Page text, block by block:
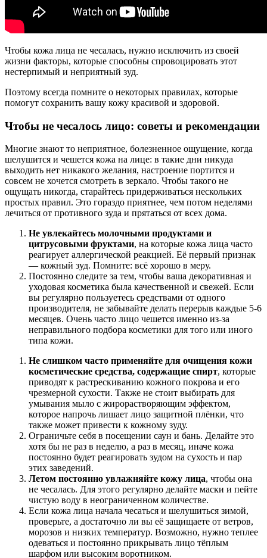
Чтобы кожа лица не чесалась, нужно исключить из своей
жизни факторы, которые способны спровоцировать этот
нестерпимый и неприятный зуд.
Поэтому всегда помните о некоторых правилах, которые
помогут сохранить вашу кожу красивой и здоровой.
Чтобы не чесалось лицо: советы и рекомендации
Многие знают то неприятное, болезненное ощущение, когда
шелушится и чешется кожа на лице: в такие дни никуда
выходить нет никакого желания, настроение портится и
совсем не хочется смотреть в зеркало. Чтобы такого не
ощущать никогда, старайтесь придерживаться нескольких
простых правил. Это гораздо приятнее, чем потом неделями
лечиться от противного зуда и прятаться от всех дома.
Не увлекайтесь молочными продуктами и
цитрусовыми фруктами, на которые кожа лица часто
реагирует аллергической реакцией. Её первый признак
— кожный зуд. Помните: всё хорошо в меру.
Постоянно следите за тем, чтобы ваша декоративная и
уходовая косметика была качественной и свежей. Если
вы регулярно пользуетесь средствами от одного
производителя, не забывайте делать перерыв каждые 5-6
месяцев. Очень часто лицо чешется именно из-за
неправильного подбора косметики для того или иного
типа кожи.
Не слишком часто применяйте для очищения кожи
косметические средства, содержащие спирт, которые
приводят к растрескиванию кожного покрова и его
чрезмерной сухости. Также не стоит выбирать для
умывания мыло с жирорастворяющим эффектом,
которое напрочь лишает лицо защитной плёнки, что
также может привести к кожному зуду.
Ограничьте себя в посещении саун и бань. Делайте это
хотя бы не раз в неделю, а раз в месяц, иначе кожа
постоянно будет реагировать зудом на сухость и пар
этих заведений.
Летом постоянно увлажняйте кожу лица, чтобы она
не чесалась. Для этого регулярно делайте маски и пейте
чистую воду в неограниченном количестве.
Если кожа лица начала чесаться и шелушиться зимой,
проверьте, а достаточно ли вы её защищаете от ветров,
морозов и низких температур. Возможно, нужно теплее
одеваться и постоянно прикрывать лицо тёплым
шарфом или высоким воротником.